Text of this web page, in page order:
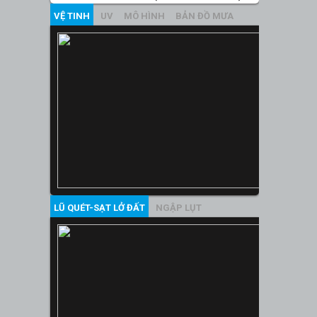
VỆ TINH UV MÔ HÌNH BẢN ĐỒ MƯA
LŨ QUÉT-SẠT LỞ ĐẤT NGẬP LỤT